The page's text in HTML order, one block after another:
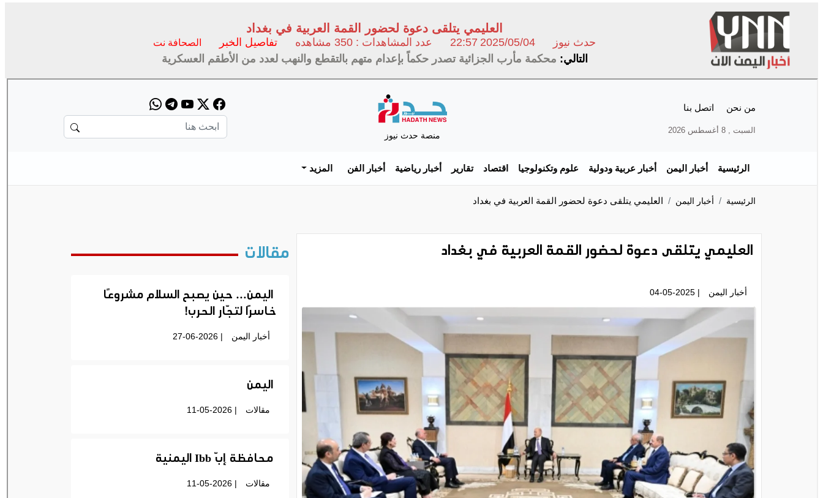
العليمي يتلقى دعوة لحضور القمة العربية في بغداد
حدث نيوز 2025/05/04
22:57 عدد المشاهدات : 350 مشاهده تفاصيل الخبر الصحافة نت
التالي: محكمة مأرب الجزائية تصدر حكماً بإعدام متهم بالتقطع والنهب لعدد من الأطقم العسكرية